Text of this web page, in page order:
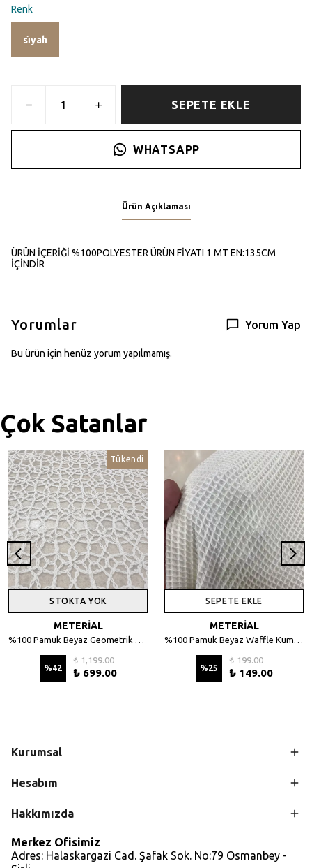
Renk
si̇yah
SEPETE EKLE
WHATSAPP
Ürün Açıklaması
ÜRÜN İÇERİĞİ %100POLYESTER ÜRÜN FİYATI 1 MT EN:135CM
İÇİNDİR
Yorumlar Yorum Yap
Bu ürün için henüz yorum yapılmamış.
Çok Satanlar
Tükendi
STOKTA YOK
METERİAL
%100 Pamuk Beyaz Geometrik Desenli File Kumaş - 135 cm En
%42
₺ 1,199.00
₺ 699.00
SEPETE EKLE
METERİAL
%100 Pamuk Beyaz Waffle Kumaş – Petek Dokulu, 140 cm En
%25
₺ 199.00
₺ 149.00
Kurumsal
Hesabım
Hakkımızda
Merkez Ofisimiz
Adres: Halaskargazi Cad. Şafak Sok. No:79 Osmanbey -